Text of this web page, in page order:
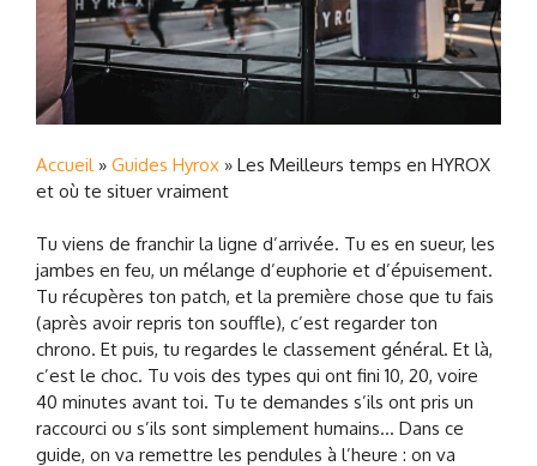
Accueil » Guides Hyrox » Les Meilleurs temps en HYROX
et où te situer vraiment
Tu viens de franchir la ligne d’arrivée. Tu es en sueur, les
jambes en feu, un mélange d’euphorie et d’épuisement.
Tu récupères ton patch, et la première chose que tu fais
(après avoir repris ton souffle), c’est regarder ton
chrono. Et puis, tu regardes le classement général. Et là,
c’est le choc. Tu vois des types qui ont fini 10, 20, voire
40 minutes avant toi. Tu te demandes s’ils ont pris un
raccourci ou s’ils sont simplement humains… Dans ce
guide, on va remettre les pendules à l’heure : on va